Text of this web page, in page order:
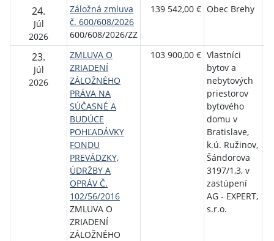
24.
Júl
2026
Záložná zmluva
č. 600/608/2026
600/608/2026/ZZ
139 542,00 € Obec Brehy
23.
Júl
2026
ZMLUVA O
ZRIADENÍ
ZÁLOŽNÉHO
PRÁVA NA
SÚČASNÉ A
BUDÚCE
POHĽADÁVKY
FONDU
PREVÁDZKY,
ÚDRŽBY A
OPRÁV Č.
102/56/2016
ZMLUVA O
ZRIADENÍ
ZÁLOŽNÉHO
103 900,00 € Vlastníci
bytov a
nebytových
priestorov
bytového
domu v
Bratislave,
k.ú. Ružinov,
Šándorova
3197/1,3, v
zastúpení
AG - EXPERT,
s.r.o.